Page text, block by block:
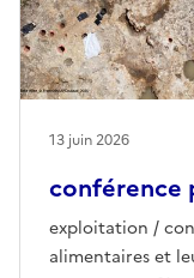
conférence
exploitation /
alimentaires et
13 juin 2026